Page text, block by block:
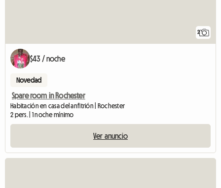
2
$43 / noche
Novedad
Spare room in Rochester
Habitación en casa del anfitrión | Rochester
2 pers. | 1 noche mínimo
Ver anuncio